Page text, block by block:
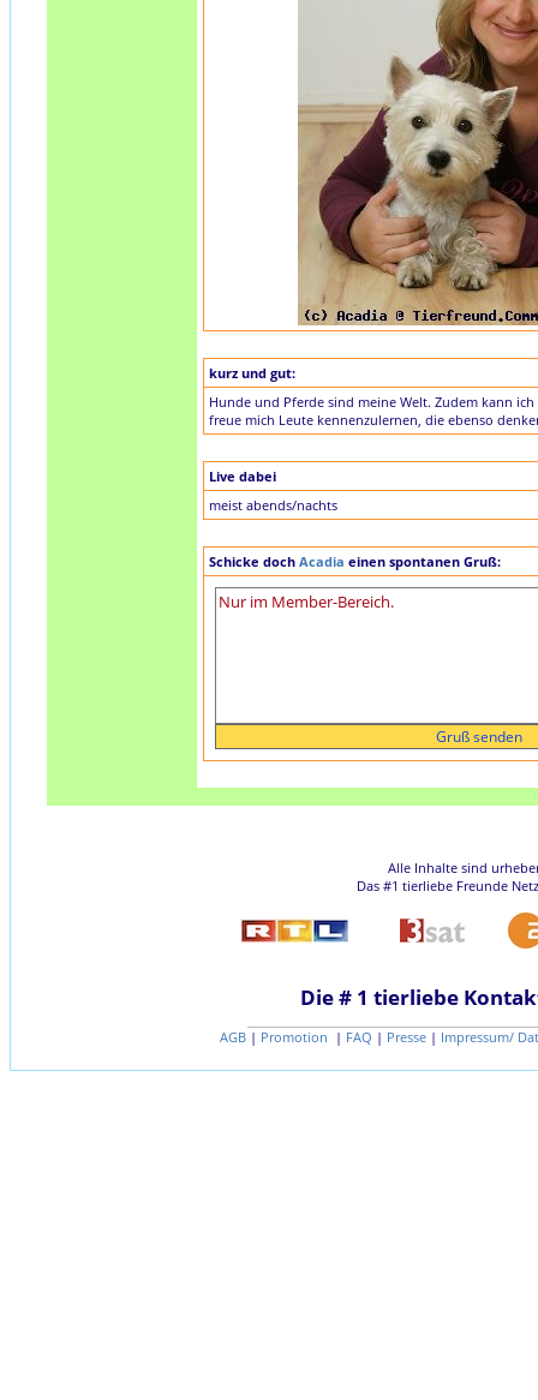
kurz und gut:
Hunde und Pferde sind meine Welt. Zudem kann
freue mich Leute kennenzulernen, die ebenso
Live dabei
meist abends/nachts
Schicke doch Acadia einen spontanen Gruß:
Alle Inhalte sind
Das #1 tierliebe Freunde
Die # 1 tierliebe
AGB | Promotion | FAQ | Presse | Impressum/